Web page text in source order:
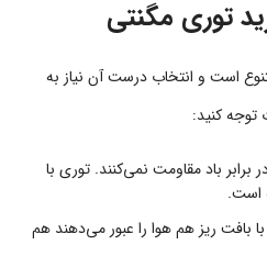
توری مگنتی
است و انتخاب درست آن نیاز به
توجه کنید:
باد مقاومت نمی‌کنند. توری با
است.
بافت ریز هم هوا را عبور می‌دهند هم